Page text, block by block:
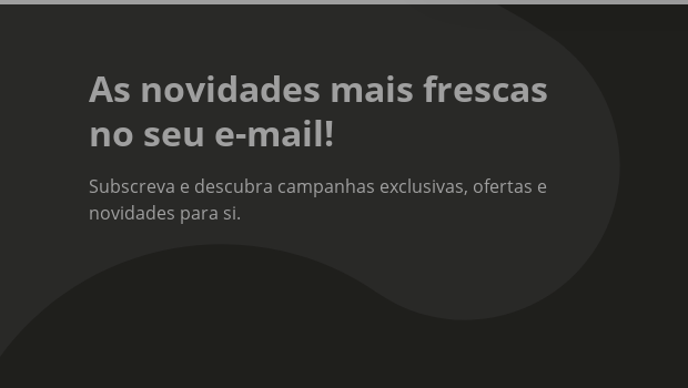
As novidades mais frescas
no seu e-mail!
Subscreva e descubra campanhas exclusivas, ofertas e
novidades para si.